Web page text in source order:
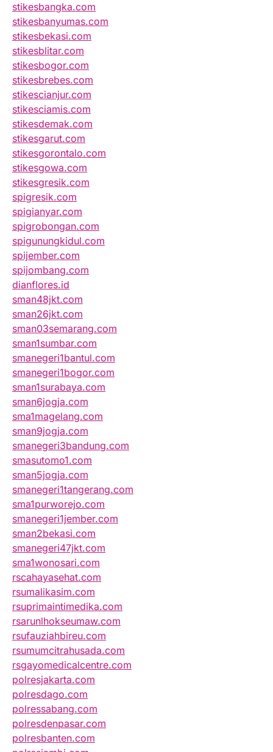
stikesbangka.com
stikesbanyumas.com
stikesbekasi.com
stikesblitar.com
stikesbogor.com
stikesbrebes.com
stikescianjur.com
stikesciamis.com
stikesdemak.com
stikesgarut.com
stikesgorontalo.com
stikesgowa.com
stikesgresik.com
spigresik.com
spigianyar.com
spigrobongan.com
spigunungkidul.com
spijember.com
spijombang.com
dianflores.id
sman48jkt.com
sman26jkt.com
sman03semarang.com
sman1sumbar.com
smanegeri1bantul.com
smanegeri1bogor.com
sman1surabaya.com
sman6jogja.com
sma1magelang.com
sman9jogja.com
smanegeri3bandung.com
smasutomo1.com
sman5jogja.com
smanegeri1tangerang.com
sma1purworejo.com
smanegeri1jember.com
sman2bekasi.com
smanegeri47jkt.com
sma1wonosari.com
rscahayasehat.com
rsumalikasim.com
rsuprimaintimedika.com
rsarunlhokseumaw.com
rsufauziahbireu.com
rsumumcitrahusada.com
rsgayomedicalcentre.com
polresjakarta.com
polresdago.com
polressabang.com
polresdenpasar.com
polresbanten.com